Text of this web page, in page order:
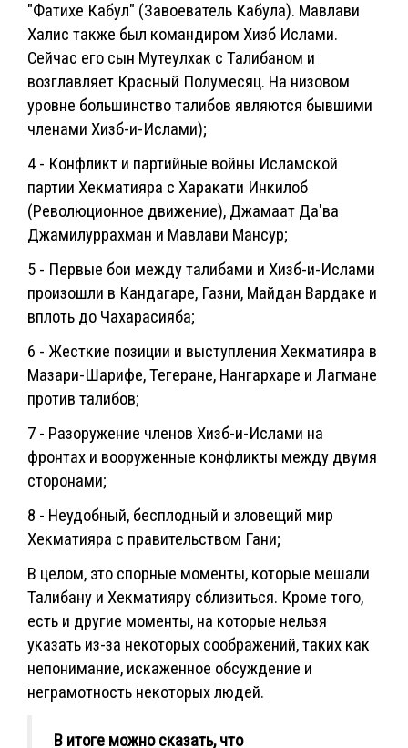
"Фатихе Кабул" (Завоеватель Кабула). Мавлави
Халис также был командиром Хизб Ислами.
Сейчас его сын Мутеулхак с Талибаном и
возглавляет Красный Полумесяц. На низовом
уровне большинство талибов являются бывшими
членами Хизб-и-Ислами);
4 - Конфликт и партийные войны Исламской
партии Хекматияра с Харакати Инкилоб
(Революционное движение), Джамаат Да'ва
Джамилуррахман и Мавлави Мансур;
5 - Первые бои между талибами и Хизб-и-Ислами
произошли в Кандагаре, Газни, Майдан Вардаке и
вплоть до Чахарасияба;
6 - Жесткие позиции и выступления Хекматияра в
Мазари-Шарифе, Тегеране, Нангархаре и Лагмане
против талибов;
7 - Разоружение членов Хизб-и-Ислами на
фронтах и вооруженные конфликты между двумя
сторонами;
8 - Неудобный, бесплодный и зловещий мир
Хекматияра с правительством Гани;
В целом, это спорные моменты, которые мешали
Талибану и Хекматияру сблизиться. Кроме того,
есть и другие моменты, на которые нельзя
указать из-за некоторых соображений, таких как
непонимание, искаженное обсуждение и
неграмотность некоторых людей.
В итоге можно сказать, что